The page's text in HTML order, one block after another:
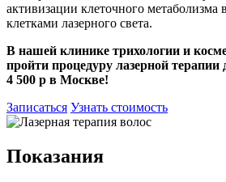
активизации клеточного метаболизма
клетками лазерного света.
В нашей клинике трихологии и
пройти процедуру лазерной терапии
4 500 р в Москве!
Записаться Узнать стоимость
Показания